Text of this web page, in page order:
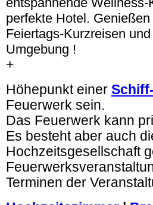
perfekte Hotel.
Feiertags-Kurzreisen
Umgebung !
+
Höhepunkt einer
Feuerwerk sein.
Das Feuerwerk kann
Es besteht aber auch
Hochzeitsgesellschaft
Terminen der